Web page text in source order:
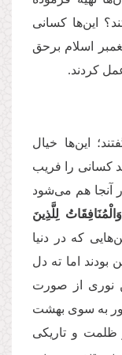
این‌ها کسانی
اسلام برحق
‌کردند.
این‌ها خیال
کسانی را فریب
آنجا هم می‌شود
لِلَّذِینَ
که در دنیا
بودند اما ته دل
نوری از صورت
نور به سوی بهشت
ظلمت و تاریکی